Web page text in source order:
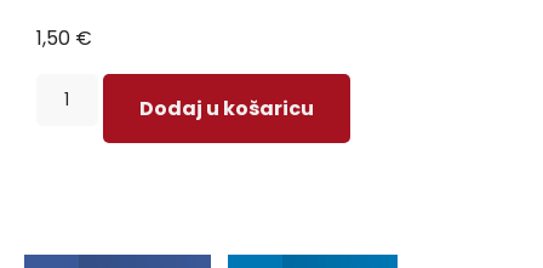
1,50 €
Dodaj u košaricu